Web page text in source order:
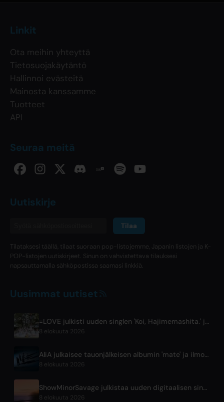
Linkit
Ota meihin yhteyttä
Tietosuojakäytäntö
Hallinnoi evästeitä
Mainosta kanssamme
Tuotteet
API
Seuraa meitä
Uutiskirje
Tilaa
Tilataksesi täällä, tilaat suoraan pop-listojemme, Japanin listojen ja K-
POP-listojen uutiskirjeet. Sinun on vahvistettava tilauksesi
napsauttamalla sähköpostissa saamasi linkkiä.
Uusimmat uutiset
=LOVE julkisti uuden singlen 'Koi, Hajimemashita.' ja Tokyo Domena konsertit
8 elokuuta 2026
AliA julkaisee tauonjälkeisen albumin 'mate' ja ilmoittaa Tokion live-esityksestä
8 elokuuta 2026
ShowMinorSavage julkistaa uuden digitaalisen singlen 'Gradation'
8 elokuuta 2026